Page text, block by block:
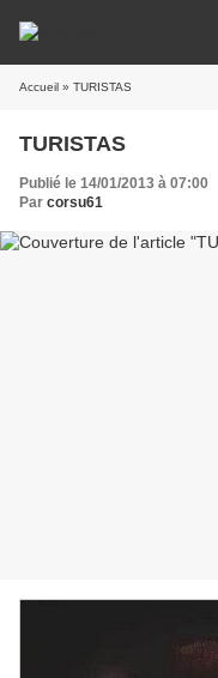
Accueil » TURISTAS
TURISTAS
Publié le 14/01/2013 à 07:00
Par corsu61